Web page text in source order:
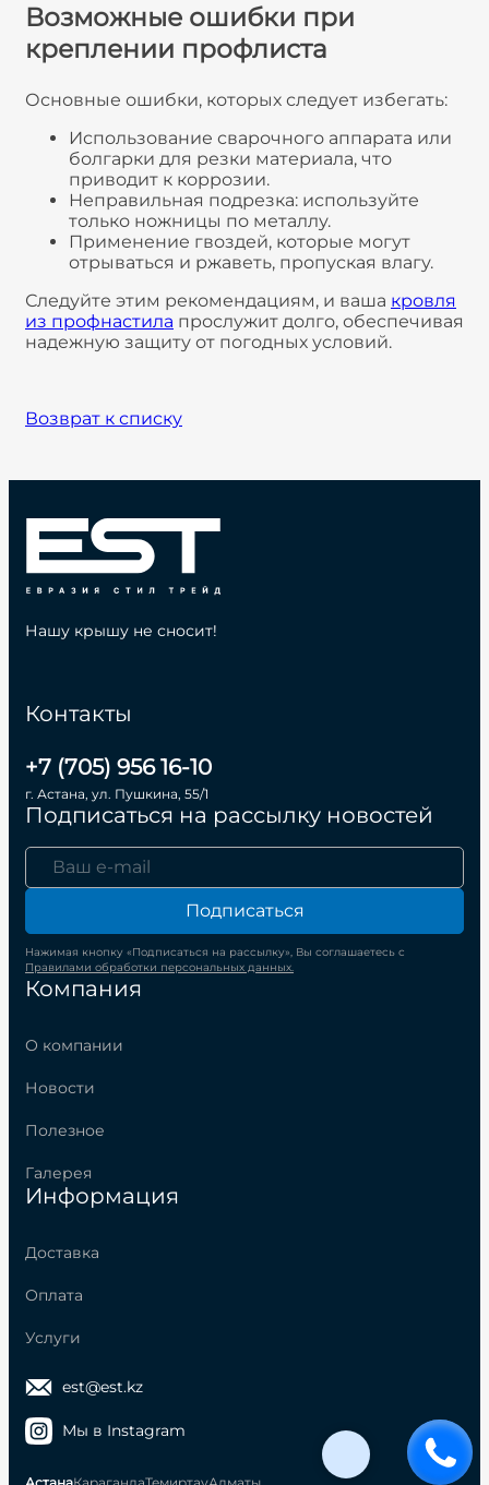
Возможные ошибки при
креплении профлиста
Основные ошибки, которых следует избегать:
Использование сварочного аппарата или
болгарки для резки материала, что
приводит к коррозии.
Неправильная подрезка: используйте
только ножницы по металлу.
Применение гвоздей, которые могут
отрываться и ржаветь, пропуская влагу.
Следуйте этим рекомендациям, и ваша кровля
из профнастила прослужит долго, обеспечивая
надежную защиту от погодных условий.
Возврат к списку
Компания
О компании
Новости
Полезное
Галерея
Информация
Доставка
Оплата
Услуги
Контакты
+7 (705) 956 16-10
г. Астана, ул. Пушкина, 55/1
Подписаться на рассылку новостей
Подписаться
Нажимая кнопку «Подписаться на рассылку», Вы соглашаетесь с
Правилами обработки персональных данных.
Нашу крышу не сносит!
est@est.kz
Мы в Instagram